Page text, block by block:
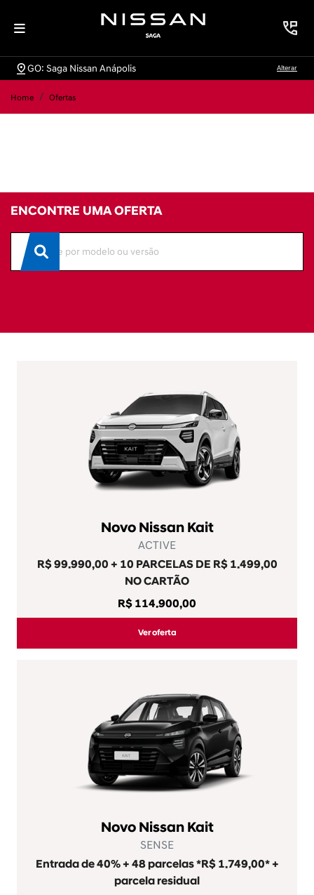
GO: Saga Nissan Anápolis Alterar
Home Ofertas
ENCONTRE UMA OFERTA
Novo Nissan Kait
ACTIVE
R$ 99.990,00 + 10 PARCELAS DE R$ 1.499,00
NO CARTÃO
R$ 114.900,00
Ver oferta
Novo Nissan Kait
SENSE
Entrada de 40% + 48 parcelas *R$ 1.749,00* +
parcela residual